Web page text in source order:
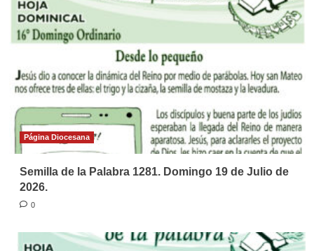
Página Diocesana
Semilla de la Palabra 1281. Domingo 19 de Julio de
2026.
0